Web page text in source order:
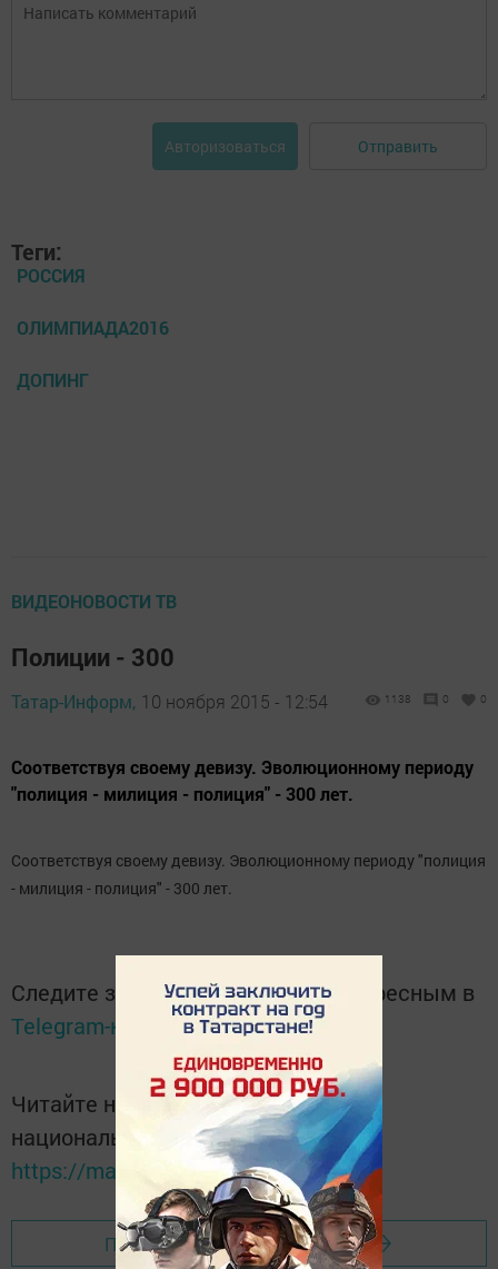
Авторизоваться Отправить
Теги:
РОССИЯ
ОЛИМПИАДА2016
ДОПИНГ
ВИДЕОНОВОСТИ ТВ
Полиции - 300
Татар-Информ, 10 ноября 2015 - 12:54 1138 0 0
Соответствуя своему девизу. Эволюционному периоду
"полиция - милиция - полиция" - 300 лет.
Соответствуя своему девизу. Эволюционному периоду "полиция
- милиция - полиция" - 300 лет.
Следите за самым важным и интересным в
Telegram-каналеТатмедиа
Читайте новости Татарстана в
национальном мессенджере MАХ:
https://max.ru/tatmedia
Перейти на страницу новости